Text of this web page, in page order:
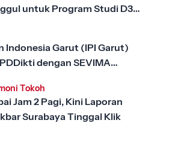
untuk Program Studi D3
SEVIMA Platform
Garut (IPI Garut)
dengan SEVIMA
Tokoh
Jam 2 Pagi, Kini Laporan
Surabaya Tinggal Klik